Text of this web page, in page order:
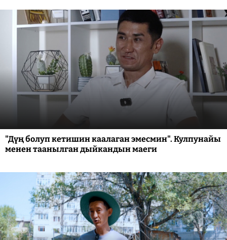
"Дүң болуп кетишин каалаган эмесмин". Кулпунайы
менен таанылган дыйкандын маеги